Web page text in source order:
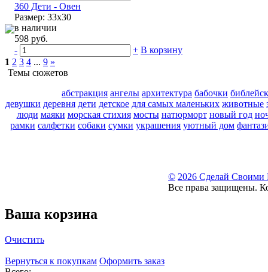
360 Дети - Овен
Размер: 33х30
в наличии
598 руб.
-
+ В корзину
1 2 3 4 ... 9 »
Темы сюжетов
абстракция ангелы архитектура бабочки
девушки деревня дети детское для самых маленьких животные
люди маяки морская стихия мосты натюрморт новый год
рамки салфетки собаки сумки украшения уютный дом
© 2026 Сделай Своими
Все права защищены.
Ваша корзина
Очистить
Вернуться к покупкам Оформить заказ